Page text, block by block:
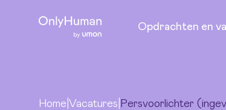
Opdrachten en
Persvoorlichter (ingevuld)
Home Vacatures Persvoorlichter